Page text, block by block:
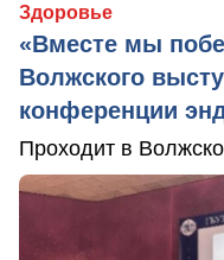
Здоровье
«Вместе мы
Волжского
конференции
Проходит в